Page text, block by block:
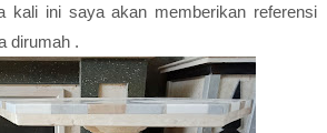
kali ini saya akan memberikan referensi
dirumah .